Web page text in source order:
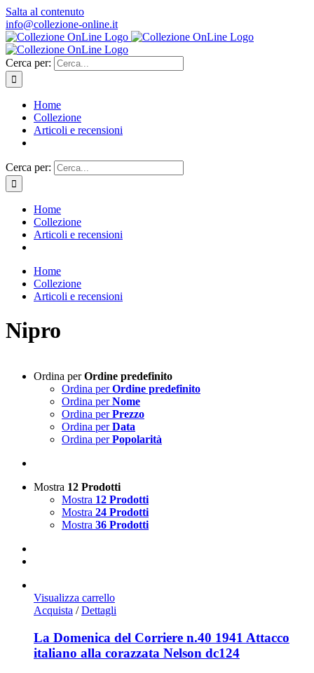
Salta al contenuto
info@collezione-online.it
Cerca per:
Home
Collezione
Articoli e recensioni
Cerca per:
Home
Collezione
Articoli e recensioni
Home
Collezione
Articoli e recensioni
Nipro
Ordina perOrdine predefinito
Ordina perOrdine predefinito
Ordina perNome
Ordina perPrezzo
Ordina perData
Ordina perPopolarità
Mostra 12 Prodotti
Mostra 12 Prodotti
Mostra 24 Prodotti
Mostra 36 Prodotti
Visualizza carrello
Acquista / Dettagli
La Domenica del Corriere n.40 1941 Attacco
italiano alla corazzata Nelson dc124